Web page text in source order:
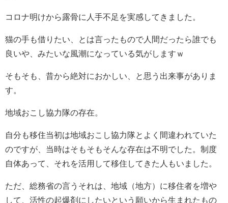
コロナ明けから露骨に人手不足を実感してきました。
猫の手も借りたい、とは言ったもので人間だったら誰でも
良いや、みたいな風潮になっている気がしますｗ
そもそも、昔から絶対におかしい、と思う出来事がありま
す。
地域おこし協力隊の存在。
自分も移住当初は地域おこし協力隊とよく間違われていた
のですが、当時はそもそもそんな存在は不明でした。制度
自体あって、それを活用して移住してきた人もいました。
ただ、総務省の言うそれは、地域（地方）に移住者を増や
して、活性の起爆剤にしたいという願いから生まれたもの